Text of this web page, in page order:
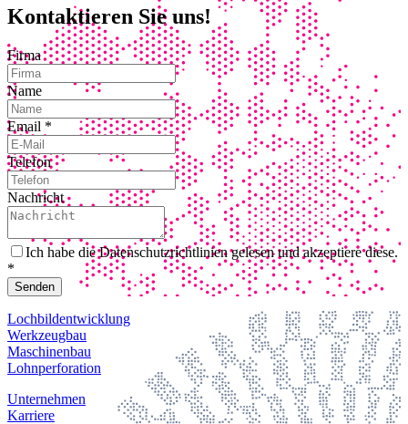
Kontaktieren Sie uns!
Firma
Name
Email *
Telefon
Nachricht
Ich habe die Datenschutzrichtlinien gelesen und akzeptiere diese.
*
Senden
Lochbildentwicklung
Werkzeugbau
Maschinenbau
Lohnperforation
Unternehmen
Karriere